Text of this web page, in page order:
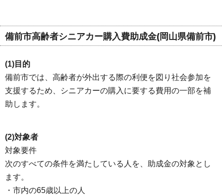
備前市高齢者シニアカー購入費助成金(岡山県備前市)
(1)目的
備前市では、高齢者が外出する際の利便を図り社会参加を
支援するため、シニアカーの購入に要する費用の一部を補
助します。
(2)対象者
対象要件
次のすべての条件を満たしている人を、助成金の対象とし
ます。
・市内の65歳以上の人